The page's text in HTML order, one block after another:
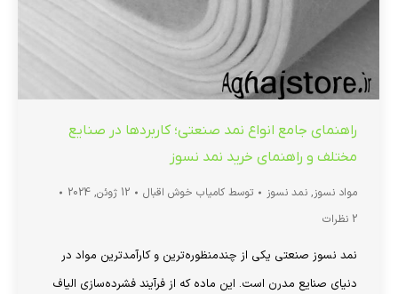
راهنمای جامع انواع نمد صنعتی؛ کاربردها در صنایع
مختلف و راهنمای خرید نمد نسوز
مواد نسوز, نمد نسوز توسط کامیاب خوش اقبال
12 ژوئن, 2024
2 نظرات
نمد نسوز صنعتی یکی از چندمنظوره‌ترین و کارآمدترین مواد در
دنیای صنایع مدرن است. این ماده که از فرآیند فشرده‌سازی الیاف